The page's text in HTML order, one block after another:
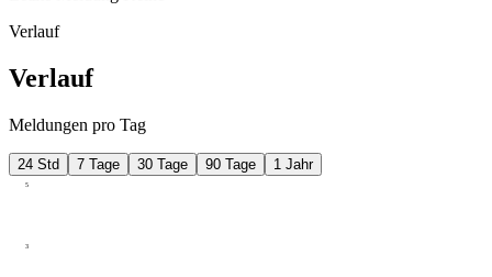
Verlauf
Verlauf
Meldungen pro Tag
24 Std 7 Tage 30 Tage 90 Tage 1 Jahr
3
5